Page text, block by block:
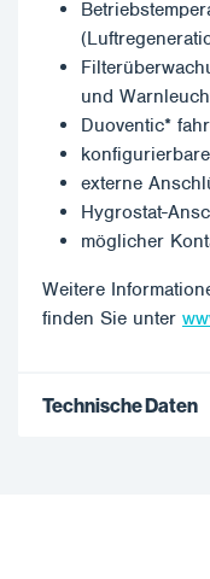
und
Duoventic*
externe
Hygrostat-
möglicher
Weitere
finden Sie unter
Technische Daten